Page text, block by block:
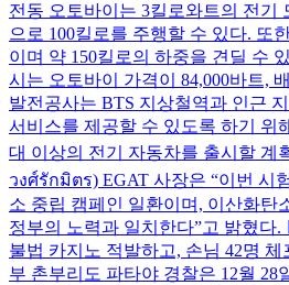
전동 오토바이는 3킬로와트의 전기
으로 100킬로를 주행할 수 있다. 또
이며 약 150킬로의 하중을 견딜 수
시는 오토바이 가격이 84,000바트,
발전공사는 BTS 지상철역과 인근
서비스를 제공할 수 있도록 하기 위
대 이상의 전기 자동차를 출시할
วงศ์รักมิตร) EGAT 사장은 “이번 시
소 중립 캠페인 일환이며, 이산화탄
정부의 노력과 일치한다”고 밝혔다
불법 카지노 적발하고, 손님 42명 체
부 촌부리도 파타야 경찰은 12월 28